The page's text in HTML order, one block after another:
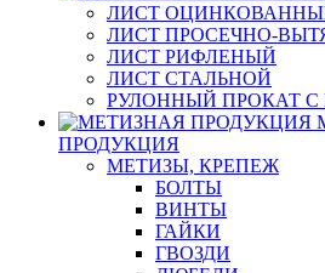
ЛИСТ
ЛИСТ ПРОСЕЧНО-
ЛИСТ РИФЛЕНЫЙ
ЛИСТ СТАЛЬНОЙ
РУЛОННЫЙ ПРОКАТ
ПРОДУКЦИЯ
МЕТИЗЫ, КРЕПЕЖ
БОЛТЫ
ВИНТЫ
ГАЙКИ
ГВОЗДИ